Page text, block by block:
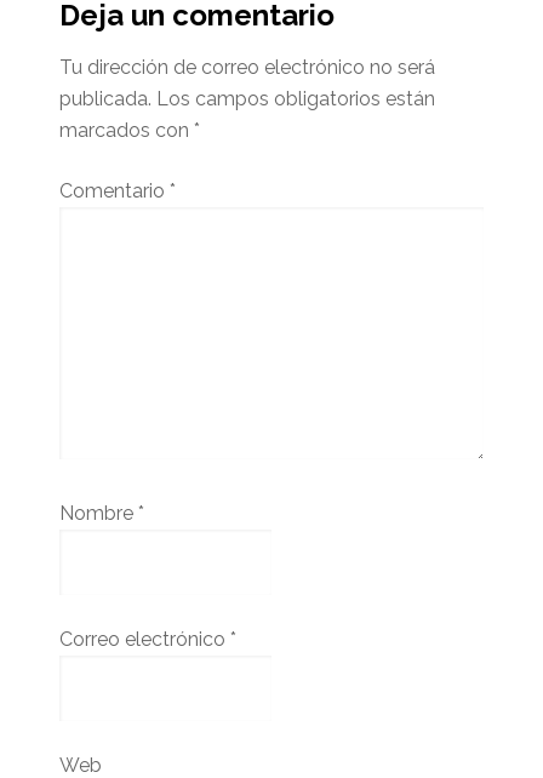
del
lector
Deja un comentario
Tu dirección de correo electrónico no será
publicada. Los campos obligatorios están
marcados con *
Comentario *
Nombre *
Correo electrónico *
Web